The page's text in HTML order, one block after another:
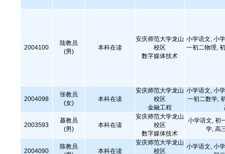
2004100
陆教员
(男)
本科在读
安庆师范大学龙山
校区
数字媒体技术
小学语文, 小
一初二物理,
2004098
张教员
(女)
本科在读
安庆师范大学龙山
校区
金融工程
小学语文, 小
一初二数学,
2003593
聂教员
(男)
本科在读
安庆师范大学龙山
校区
数字媒体技术
小学语文, 初
学, 高
2004090
陈教员
本科在读
安庆师范大学龙山
校区
小学语文, 小